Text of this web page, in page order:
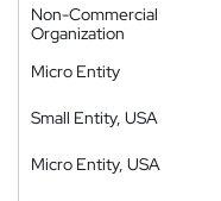
Non-Commercial
Organization
Micro Entity
Small Entity, USA
Micro Entity, USA